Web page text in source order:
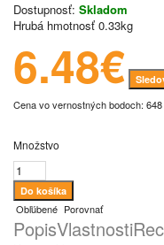
Dostupnosť: Skladom
Hrubá hmotnosť 0.33kg
6.48€
Cena vo vernostných bodoch: 648
Množstvo
Obľúbené Porovnať
PopisVlastnosti